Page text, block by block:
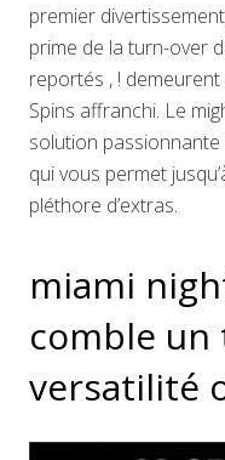
premier
prime de la turn-over
reportés , ! demeurent
Spins affranchi. Le
solution
qui vous permet
pléthore d’extras.
miami
comble
versatilité